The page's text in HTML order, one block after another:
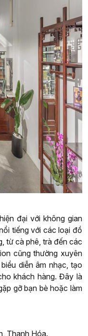
đại với không gian
tiếng với các loại đồ
từ cà phê, trà đến các
cũng thường xuyên
diễn âm nhạc, tạo
khách hàng. Đây là
gỡ bạn bè hoặc làm
Thanh Hóa.